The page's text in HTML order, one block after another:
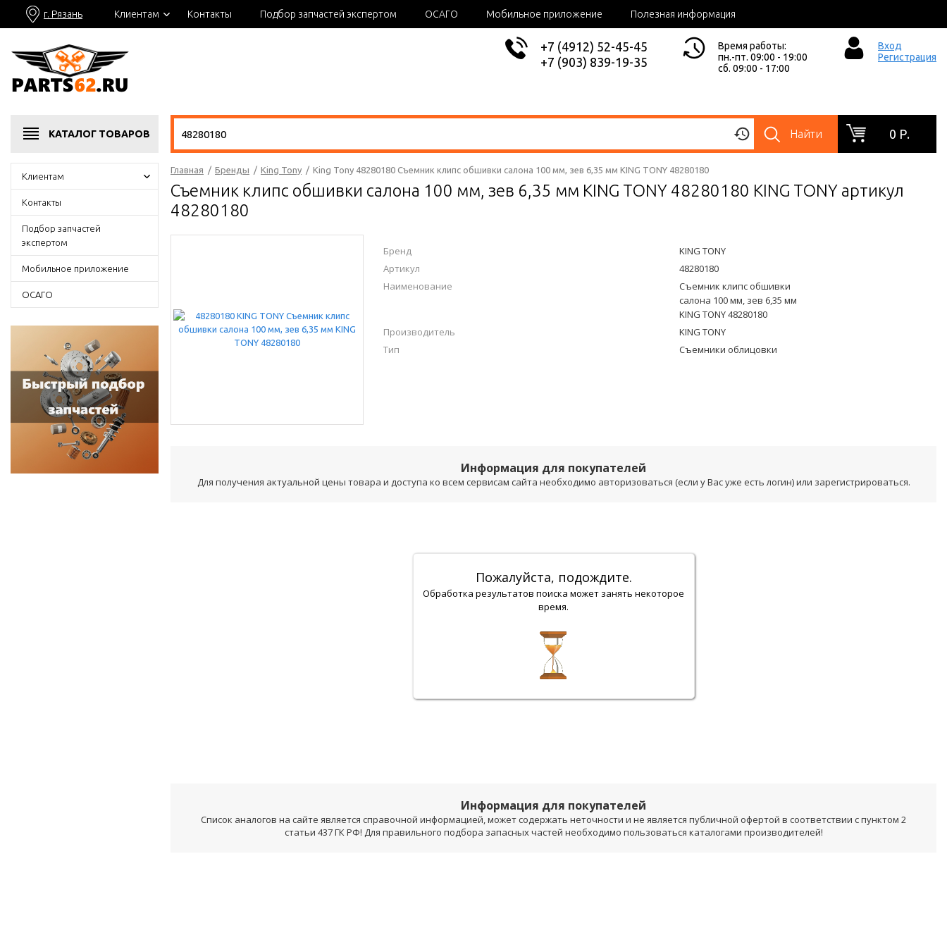
г. Рязань Клиентам Контакты Подбор запчастей экспертом ОСАГО Мобильное приложение Полезная информация
+7 (4912) 52-45-45
+7 (903) 839-19-35
Время работы:
пн.-пт. 09:00 - 19:00
сб. 09:00 - 17:00
Вход
Регистрация
КАТАЛОГ ТОВАРОВ Найти 0 Р.
Клиентам
Контакты
Подбор запчастей
экспертом
Мобильное приложение
ОСАГО
Главная / Бренды / King Tony / King Tony 48280180 Съемник клипс обшивки салона 100 мм, зев 6,35 мм KING TONY 48280180
Съемник клипс обшивки салона 100 мм, зев 6,35 мм KING TONY 48280180 KING TONY артикул
48280180
Бренд
KING TONY
Артикул
48280180
Наименование
Съемник клипс обшивки
салона 100 мм, зев 6,35 мм
KING TONY 48280180
Производитель
KING TONY
Тип
Съемники облицовки
Информация для покупателей
Для получения актуальной цены товара и доступа ко всем сервисам сайта необходимо авторизоваться (если у Вас уже есть логин) или зарегистрироваться.
Пожалуйста, подождите.
Обработка результатов поиска может занять некоторое
время.
Информация для покупателей
Список аналогов на сайте является справочной информацией, может содержать неточности и не является публичной офертой в соответствии с пунктом 2
статьи 437 ГК РФ! Для правильного подбора запасных частей необходимо пользоваться каталогами производителей!